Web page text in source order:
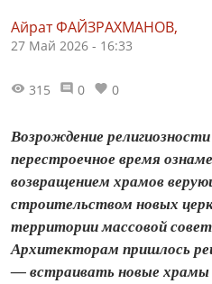
Айрат ФАЙЗРАХМАНОВ,
27 Май 2026 - 16:33
315 0 0
Возрождение
перестроечное время
возвращением храмов
строительством новых
территории массовой
Архитекторам пришлось
— встраивать новые храмы